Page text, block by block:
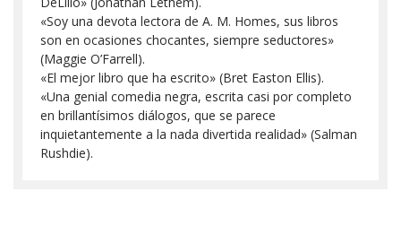
«Soy una devota lectora de A. M. Homes, sus libros
son en ocasiones chocantes, siempre seductores»
(Maggie O’Farrell).
«El mejor libro que ha escrito» (Bret Easton Ellis).
«Una genial comedia negra, escrita casi por completo
en brillantísimos diálogos, que se parece
inquietantemente a la nada divertida realidad» (Salman
Rushdie).